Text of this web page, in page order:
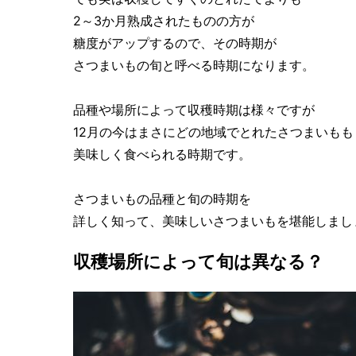
2～3か月熟成されたものの方が
糖度がアップするので、その時期が
さつまいもの旬と呼べる時期になります。
品種や場所によって収穫時期は様々ですが
12月の今はまさにどの地域でとれたさつまいもも
美味しく食べられる時期です。
さつまいもの品種と旬の時期を
詳しく知って、美味しいさつまいもを堪能しま
収穫場所によって旬は異なる？